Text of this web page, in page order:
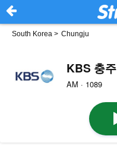
South Korea > Chungju
KBS 충주
AM · 1089